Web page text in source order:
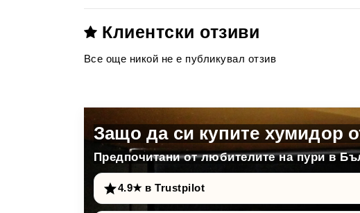
Клиентски отзиви
Все още никой не е публикувал отзив
Защо да си купите хумидор
Предпочитани от любителите на пури в
4.9★ в Trustpilot